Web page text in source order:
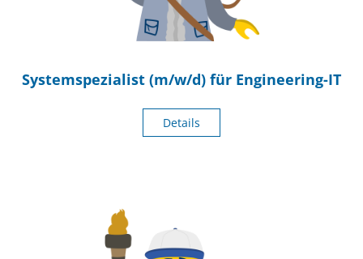
Systemspezialist (m/w/d) für Engineering-IT
Details